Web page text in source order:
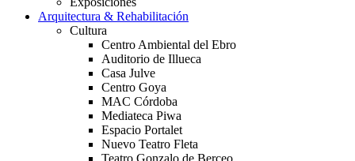
Arquitectura & Rehabilitación
Cultura
Centro Ambiental del Ebro
Auditorio de Illueca
Casa Julve
Centro Goya
MAC Córdoba
Mediateca Piwa
Espacio Portalet
Nuevo Teatro Fleta
Teatro Gonzalo de Berceo